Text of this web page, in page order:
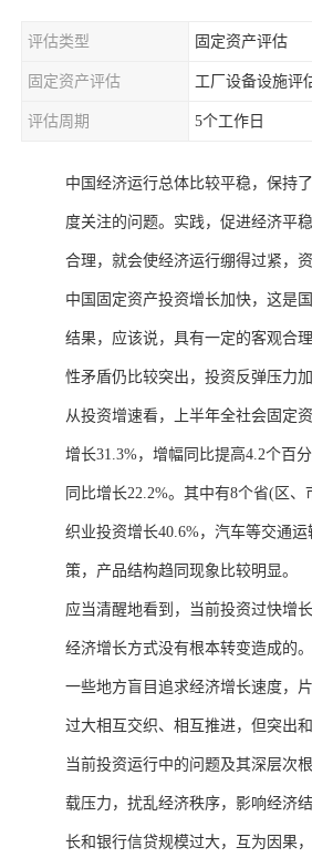
评估类型 固定资产评估
固定资产评估 工厂设备设施评
评估周期 5个工作日
中国经济运行总体比较平稳，保持
度关注的问题。实践，促进经济平
合理，就会使经济运行绷得过紧，
中国固定资产投资增长加快，这是
结果，应该说，具有一定的客观合
性矛盾仍比较突出，投资反弹压力加
从投资增速看，上半年全社会固定
增长31.3%，增幅同比提高4.2个百
同比增长22.2%。其中有8个省(区
织业投资增长40.6%，汽车等交通
策，产品结构趋同现象比较明显。
应当清醒地看到，当前投资过快增
经济增长方式没有根本转变造成的
一些地方盲目追求经济增长速度，
过大相互交织、相互推进，但突出
当前投资运行中的问题及其深层次
载压力，扰乱经济秩序，影响经济
长和银行信贷规模过大，互为因果